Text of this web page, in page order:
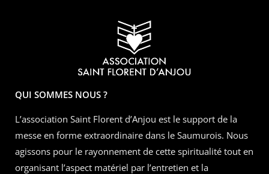
QUI SOMMES NOUS ?
L’association Saint Florent d’Anjou est le support de la
messe en forme extraordinaire dans le Saumurois. Nous
agissons pour le rayonnement de cette spiritualité tout en
organisant l’aspect matériel par l’entretien et la